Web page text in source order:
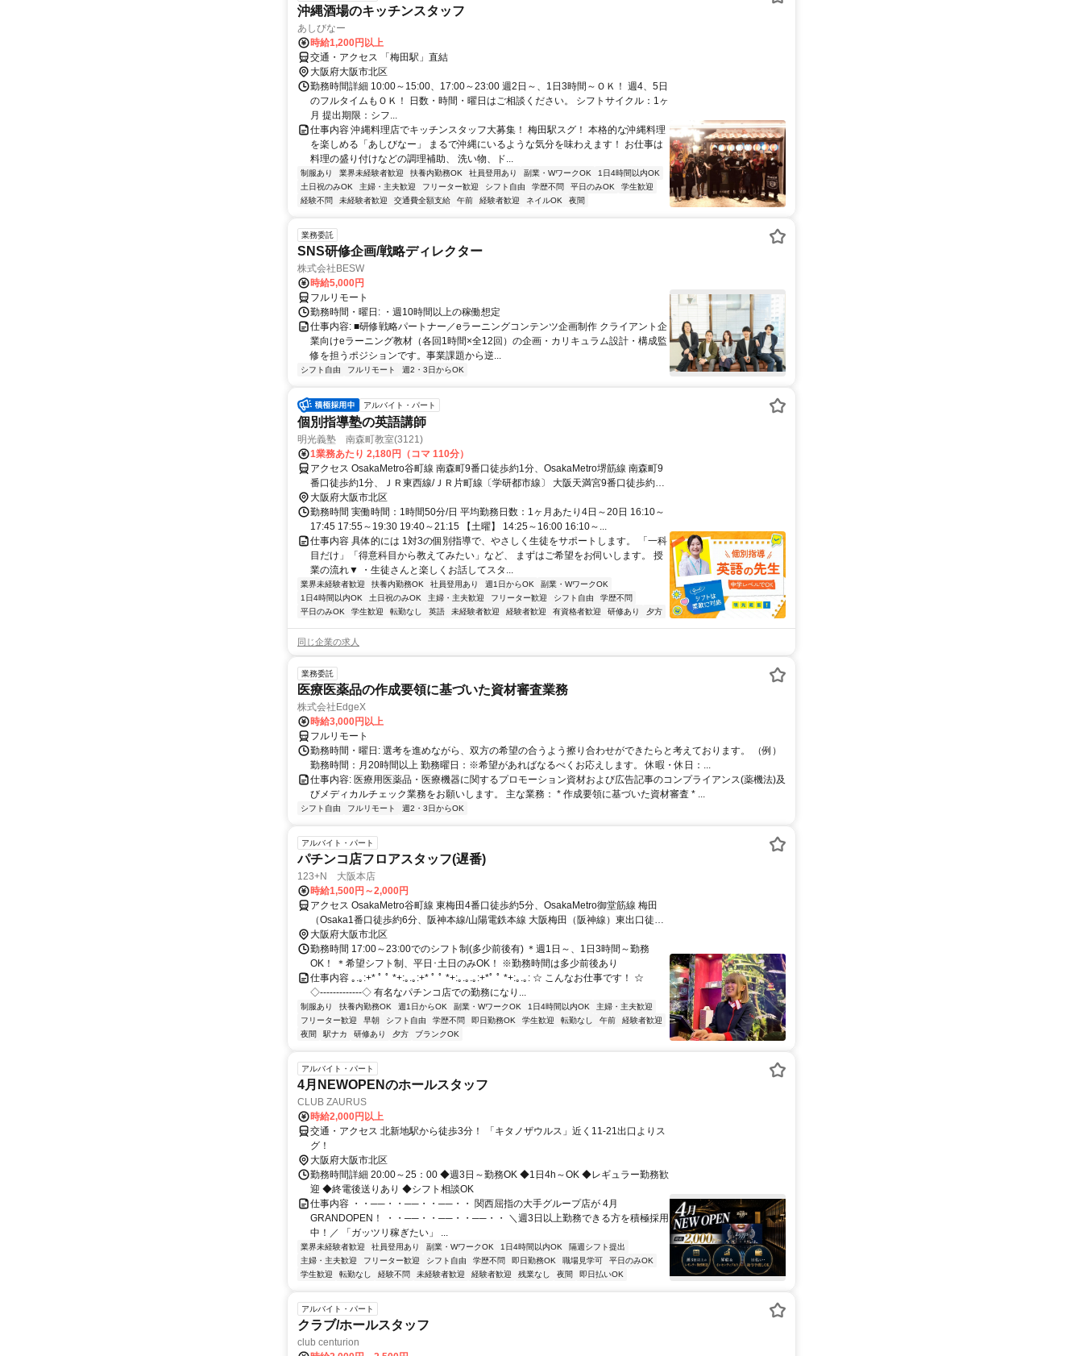
沖縄酒場のキッチンスタッフ
あしびなー
時給1,200円以上
交通・アクセス 「梅田駅」直結
大阪府大阪市北区
勤務時間詳細 10:00～15:00、17:00～23:00 週2日～、1日3時間～ＯＫ！ 週4、5日
のフルタイムもＯＫ！ 日数・時間・曜日はご相談ください。 シフトサイクル：1ヶ
月 提出期限：シフ...
仕事内容 沖縄料理店でキッチンスタッフ大募集！ 梅田駅スグ！ 本格的な沖縄料理
を楽しめる「あしびなー」 まるで沖縄にいるような気分を味わえます！ お仕事は
料理の盛り付けなどの調理補助、 洗い物、ド...
制服あり 業界未経験者歓迎 扶養内勤務OK 社員登用あり 副業・WワークOK
1日4時間以内OK
土日祝のみOK
主婦・主夫歓迎 フリーター歓迎 シフト自由 学歴不問 平日のみOK
学生歓迎
経験不問
未経験者歓迎 交通費全額支給 午前 経験者歓迎 ネイルOK 夜間
業務委託
SNS研修企画/戦略ディレクター
株式会社BESW
時給5,000円
フルリモート
勤務時間・曜日: ・週10時間以上の稼働想定
仕事内容: ■研修戦略パートナー／eラーニングコンテンツ企画制作 クライアント企
業向けeラーニング教材（各回1時間×全12回）の企画・カリキュラム設計・構成監
修を担うポジションです。事業課題から逆...
シフト自由 フルリモート 週2・3日からOK
アルバイト・パート
個別指導塾の英語講師
明光義塾 南森町教室(3121)
1業務あたり 2,180円（コマ 110分）
アクセス OsakaMetro谷町線 南森町9番口徒歩約1分、OsakaMetro堺筋線 南森町9
番口徒歩約1分、ＪＲ東西線/ＪＲ片町線〔学研都市線〕 大阪天満宮9番口徒歩約1
分 JR東西線大阪天満宮駅より 徒歩約1分
大阪府大阪市北区
勤務時間 実働時間：1時間50分/日 平均勤務日数：1ヶ月あたり4日～20日 16:10～
17:45 17:55～19:30 19:40～21:15 【土曜】 14:25～16:00 16:10～...
仕事内容 具体的には 1対3の個別指導で、やさしく生徒をサポートします。 「一科
目だけ」「得意科目から教えてみたい」など、 まずはご希望をお伺いします。 授
業の流れ▼ ・生徒さんと楽しくお話してスタ...
業界未経験者歓迎 扶養内勤務OK 社員登用あり 週1日からOK
副業・WワークOK
1日4時間以内OK
土日祝のみOK 主婦・主夫歓迎 フリーター歓迎 シフト自由
学歴不問
平日のみOK
学生歓迎 転勤なし 英語 未経験者歓迎 経験者歓迎 有資格者歓迎 研修あり 夕方
同じ企業の求人
業務委託
医療医薬品の作成要領に基づいた資材審査業務
株式会社EdgeX
時給3,000円以上
フルリモート
勤務時間・曜日: 選考を進めながら、双方の希望の合うよう擦り合わせができたらと考えております。 （例）
勤務時間：月20時間以上 勤務曜日：※希望があればなるべくお応えします。 休暇・休日：...
仕事内容: 医療用医薬品・医療機器に関するプロモーション資材および広告記事のコンプライアンス(薬機法)及
びメディカルチェック業務をお願いします。 主な業務： * 作成要領に基づいた資材審査 * ...
シフト自由 フルリモート 週2・3日からOK
アルバイト・パート
パチンコ店フロアスタッフ(遅番)
123+N 大阪本店
時給1,500円～2,000円
アクセス OsakaMetro谷町線 東梅田4番口徒歩約5分、OsakaMetro御堂筋線 梅田
（Osaka1番口徒歩約6分、阪神本線/山陽電鉄本線 大阪梅田（阪神線）東出口徒歩
約8分 東梅田駅スグ
大阪府大阪市北区
勤務時間 17:00～23:00でのシフト制(多少前後有) ＊週1日～、1日3時間～勤務
OK！ ＊希望シフト制、平日･土日のみOK！ ※勤務時間は多少前後あり
仕事内容 ｡.｡:+* ﾟ ﾟ *+:｡.｡:+* ﾟ ﾟ *+:｡.｡.｡:+*ﾟ ﾟ *+:｡.｡: ☆ こんなお仕事です！ ☆
◇‐‐‐‐‐‐‐‐‐‐‐‐‐◇ 有名なパチンコ店での勤務になり...
制服あり 扶養内勤務OK 週1日からOK 副業・WワークOK 1日4時間以内OK
主婦・主夫歓迎
フリーター歓迎
早朝 シフト自由 学歴不問 即日勤務OK 学生歓迎 転勤なし 午前
経験者歓迎
夜間
駅ナカ 研修あり 夕方 ブランクOK
アルバイト・パート
4月NEWOPENのホールスタッフ
CLUB ZAURUS
時給2,000円以上
交通・アクセス 北新地駅から徒歩3分！ 「キタノザウルス」近く11‐21出口よりス
グ！
大阪府大阪市北区
勤務時間詳細 20:00～25：00 ◆週3日～勤務OK ◆1日4h～OK ◆レギュラー勤務歓
迎 ◆終電後送りあり ◆シフト相談OK
仕事内容 ・・──・・──・・──・・ 関西屈指の大手グループ店が 4月
GRANDOPEN！ ・・──・・──・・──・・ ＼週3日以上勤務できる方を積極採用
中！／ 「ガッツリ稼ぎたい」 ...
業界未経験者歓迎 社員登用あり 副業・WワークOK 1日4時間以内OK
隔週シフト提出
主婦・主夫歓迎
フリーター歓迎 シフト自由 学歴不問 即日勤務OK 職場見学可
平日のみOK
学生歓迎
転勤なし 経験不問 未経験者歓迎 経験者歓迎 残業なし 夜間 即日払いOK
アルバイト・パート
クラブ/ホールスタッフ
club centurion